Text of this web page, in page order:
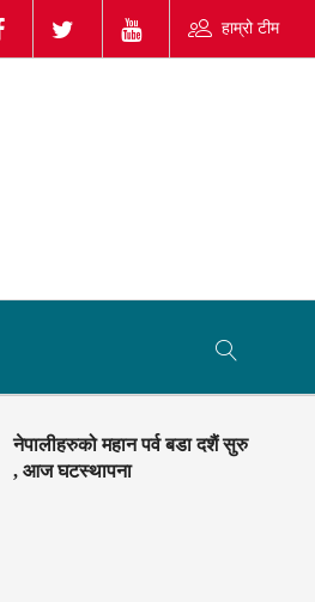
हाम्रो टीम
नेपालीहरुको महान पर्व बडा दशैं सुरु
, आज घटस्थापना